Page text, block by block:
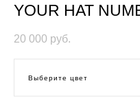
YOUR HAT
20 000 pуб.
Выберите цвет